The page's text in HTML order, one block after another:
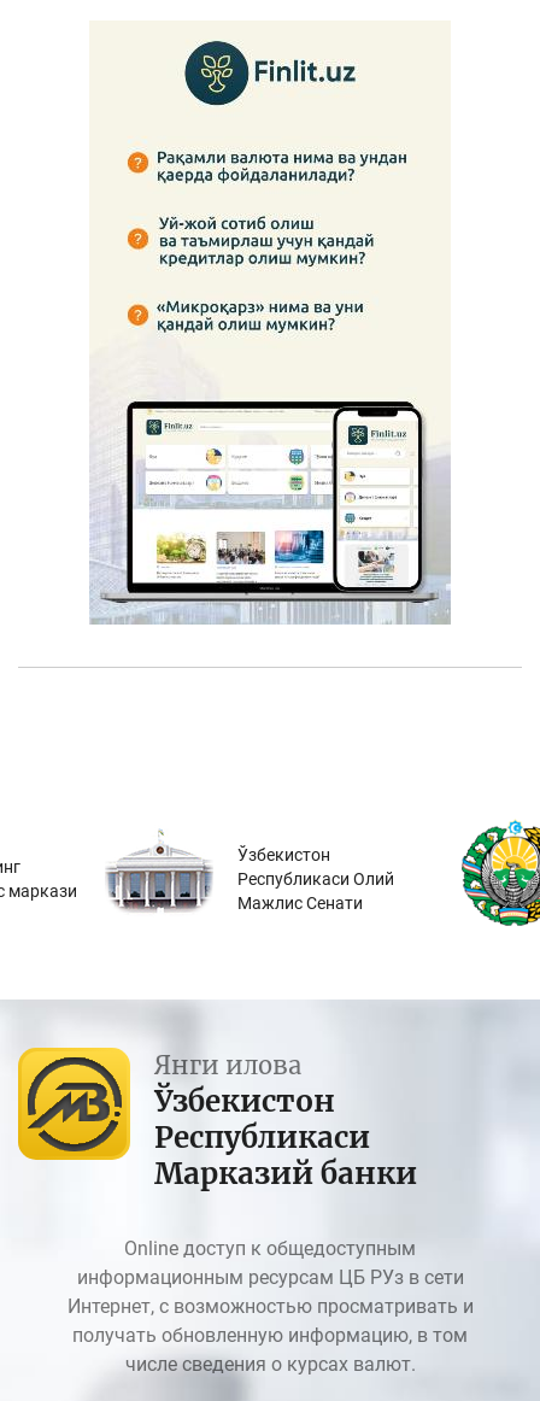
маркази
Ўзбекистон
Республикаси Олий
Мажлис Сенати
Янги илова
Ўзбекистон
Республикаси
Марказий банки
Online доступ к общедоступным
информационным ресурсам ЦБ РУз в сети
Интернет, с возможностью просматривать и
получать обновленную информацию, в том
числе сведения о курсах валют.